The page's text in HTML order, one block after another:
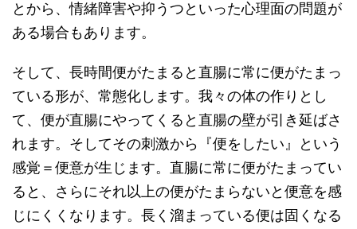
とから、情緒障害や抑うつといった心理面の問題が
ある場合もあります。
そして、長時間便がたまると直腸に常に便がたまっ
ている形が、常態化します。我々の体の作りとし
て、便が直腸にやってくると直腸の壁が引き延ばさ
れます。そしてその刺激から『便をしたい』という
感覚＝便意が生じます。直腸に常に便がたまってい
ると、さらにそれ以上の便がたまらないと便意を感
じにくくなります。長く溜まっている便は固くなる